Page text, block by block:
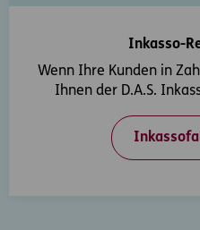
Inkasso-
Wenn Ihre Kunden in
Ihnen der D.A.S.